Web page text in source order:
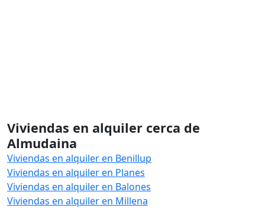
Viviendas en alquiler cerca de
Almudaina
Viviendas en alquiler en Benillup
Viviendas en alquiler en Planes
Viviendas en alquiler en Balones
Viviendas en alquiler en Millena